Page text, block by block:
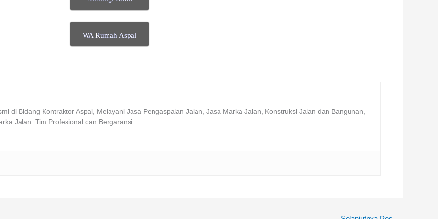
WA Rumah Aspal
di Bidang Kontraktor Aspal, Melayani Jasa Pengaspalan Jalan, Jasa Marka Jalan, Konstruksi Jalan dan Bangunan,
Jalan. Tim Profesional dan Bergaransi